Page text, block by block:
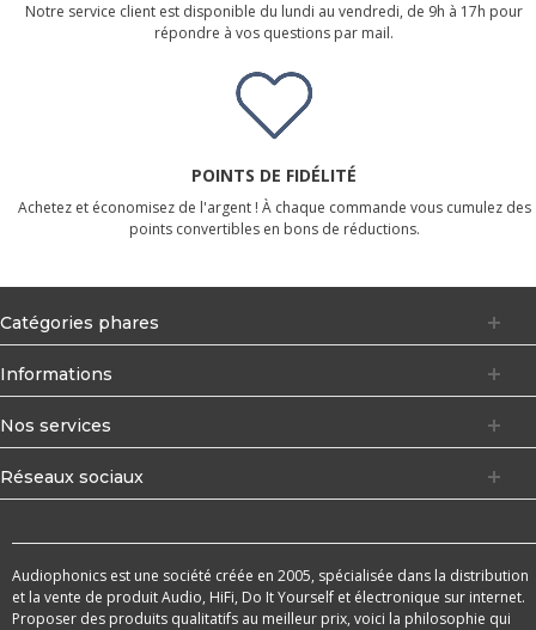
Notre service client est disponible du lundi au vendredi, de 9h à 17h pour
répondre à vos questions par mail.
POINTS DE FIDÉLITÉ
Achetez et économisez de l'argent ! À chaque commande vous cumulez des
points convertibles en bons de réductions.
Catégories phares
Informations
Nos services
Réseaux sociaux
Audiophonics est une société créée en 2005, spécialisée dans la distribution
et la vente de produit Audio, HiFi, Do It Yourself et électronique sur internet.
Proposer des produits qualitatifs au meilleur prix, voici la philosophie qui